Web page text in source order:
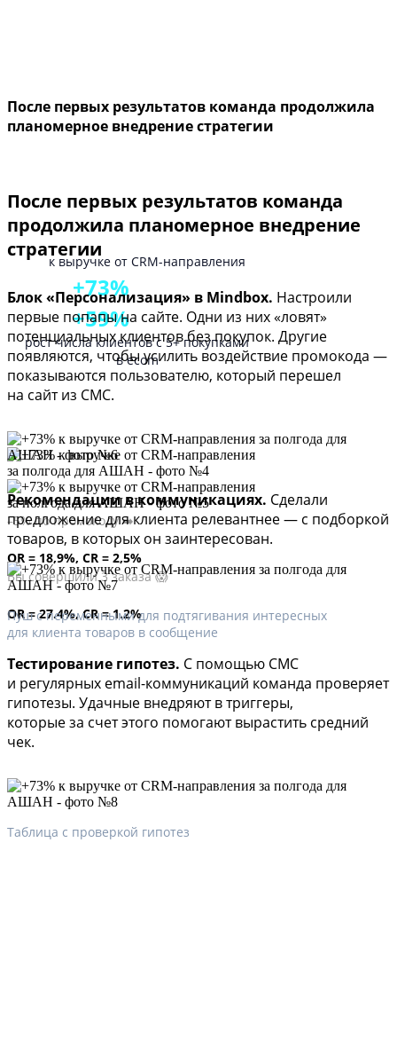
–5% по промокоду ➡️
OR = 18,9%, CR = 2,5%
Вы совершили 3 заказа 😱
OR = 27.4%, CR = 1.2%
к выручке от CRM-направления
+73%
+59%
рост числа клиентов с 5+ покупками
в ecom
После первых результатов команда продолжила
планомерное внедрение стратегии
После первых результатов команда
продолжила планомерное внедрение
стратегии
Блок «Персонализация» в Mindbox. Настроили
первые попапы на сайте. Одни из них «ловят»
потенциальных клиентов без покупок. Другие
появляются, чтобы усилить воздействие промокода —
показываются пользователю, который перешел
на сайт из СМС.
Рекомендации в коммуникациях. Сделали
предложение для клиента релевантнее — с подборкой
товаров, в которых он заинтересован.
Пуш с переменными для подтягивания интересных
для клиента товаров в сообщение
Тестирование гипотез. С помощью СМС
и регулярных email-коммуникаций команда проверяет
гипотезы. Удачные внедряют в триггеры,
которые за счет этого помогают вырастить средний
чек.
Таблица с проверкой гипотез